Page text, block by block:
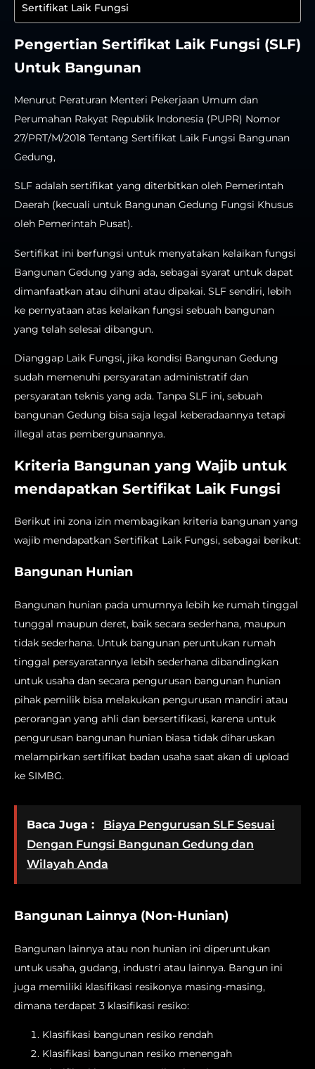
Sertifikat Laik Fungsi
Pengertian Sertifikat Laik Fungsi (SLF)
Untuk Bangunan
Menurut Peraturan Menteri Pekerjaan Umum dan
Perumahan Rakyat Republik Indonesia (PUPR) Nomor
27/PRT/M/2018 Tentang Sertifikat Laik Fungsi Bangunan
Gedung,
SLF adalah sertifikat yang diterbitkan oleh Pemerintah
Daerah (kecuali untuk Bangunan Gedung Fungsi Khusus
oleh Pemerintah Pusat).
Sertifikat ini berfungsi untuk menyatakan kelaikan fungsi
Bangunan Gedung yang ada, sebagai syarat untuk dapat
dimanfaatkan atau dihuni atau dipakai. SLF sendiri, lebih
ke pernyataan atas kelaikan fungsi sebuah bangunan
yang telah selesai dibangun.
Dianggap Laik Fungsi, jika kondisi Bangunan Gedung
sudah memenuhi persyaratan administratif dan
persyaratan teknis yang ada. Tanpa SLF ini, sebuah
bangunan Gedung bisa saja legal keberadaannya tetapi
illegal atas pembergunaannya.
Kriteria Bangunan yang Wajib untuk
mendapatkan Sertifikat Laik Fungsi
Berikut ini zona izin membagikan kriteria bangunan yang
wajib mendapatkan Sertifikat Laik Fungsi, sebagai berikut:
Bangunan Hunian
Bangunan hunian pada umumnya lebih ke rumah tinggal
tunggal maupun deret, baik secara sederhana, maupun
tidak sederhana. Untuk bangunan peruntukan rumah
tinggal persyaratannya lebih sederhana dibandingkan
untuk usaha dan secara pengurusan bangunan hunian
pihak pemilik bisa melakukan pengurusan mandiri atau
perorangan yang ahli dan bersertifikasi, karena untuk
pengurusan bangunan hunian biasa tidak diharuskan
melampirkan sertifikat badan usaha saat akan di upload
ke SIMBG.
Baca Juga :
Biaya Pengurusan SLF Sesuai
Dengan Fungsi Bangunan Gedung dan
Wilayah Anda
Bangunan Lainnya (Non-Hunian)
Bangunan lainnya atau non hunian ini diperuntukan
untuk usaha, gudang, industri atau lainnya. Bangun ini
juga memiliki klasifikasi resikonya masing-masing,
dimana terdapat 3 klasifikasi resiko:
Klasifikasi bangunan resiko rendah
Klasifikasi bangunan resiko menengah